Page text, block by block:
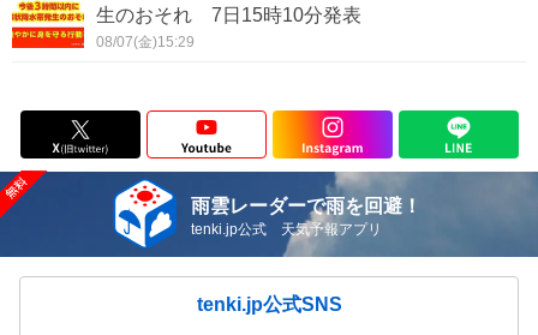
生のおそれ 7日15時10分発表
08/07(金)15:29
雨雲レーダーで雨を回避！
tenki.jp公式 天気予報アプリ
tenki.jp公式SNS